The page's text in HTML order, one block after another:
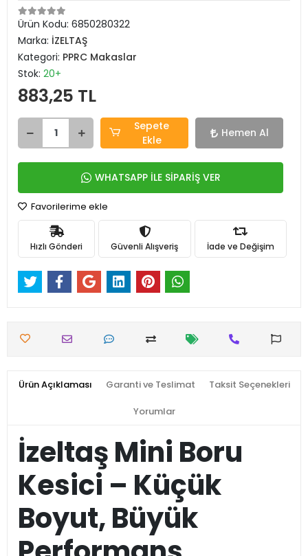
Ürün Kodu: 6850280322
Marka: İZELTAŞ
Kategori: PPRC Makaslar
Stok: 20+
883,25 TL
Sepete
Ekle
Hemen Al
WHATSAPP İLE SİPARİŞ VER
Favorilerime ekle
Hızlı Gönderi Güvenli Alışveriş İade ve Değişim
Ürün Açıklaması Garanti ve Teslimat Taksit Seçenekleri
Yorumlar
İzeltaş Mini Boru
Kesici – Küçük
Boyut, Büyük